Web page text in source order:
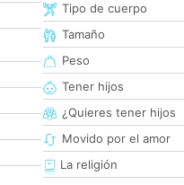
Tipo de cuerpo
Tamaño
Peso
Tener hijos
¿Quieres tener hijos
Movido por el amor
La religión